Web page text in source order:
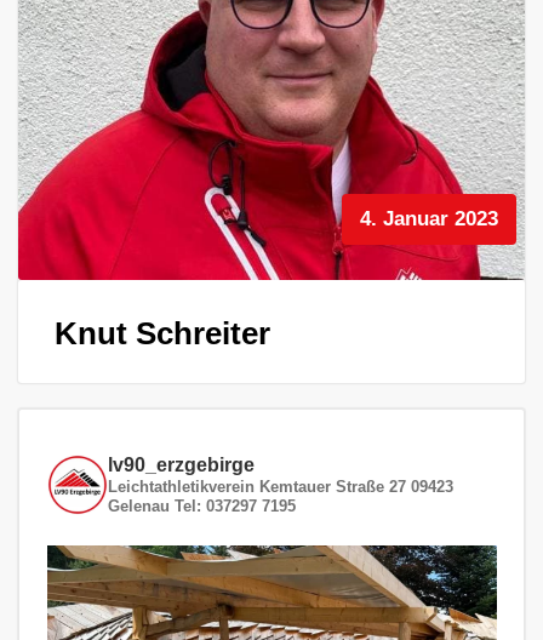
4. Januar 2023
Knut Schreiter
lv90_erzgebirge
Leichtathletikverein Kemtauer Straße 27 09423
Gelenau Tel: 037297 7195